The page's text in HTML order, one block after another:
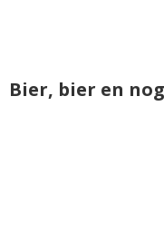
Bier, bier en